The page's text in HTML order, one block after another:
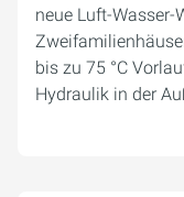
neue Luft-Wasser-
bis zu 75 °C
Hydraulik in der